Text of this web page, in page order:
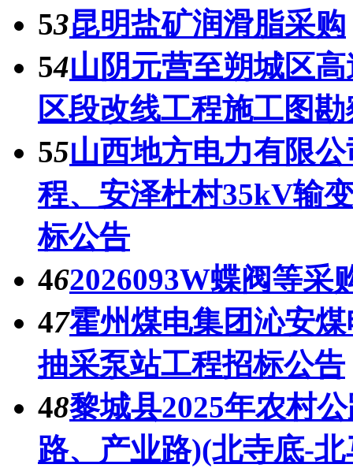
53昆明盐矿润滑脂采购
54山阴元营至朔城区
区段改线工程施工图
55山西地方电力有限
程、安泽杜村35kV输
标公告
462026093W蝶阀等采
47霍州煤电集团沁安
抽采泵站工程招标公告
48黎城县2025年农村
路、产业路)(北寺底-